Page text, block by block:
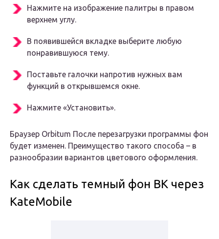
Нажмите на изображение палитры в правом
верхнем углу.
В появившейся вкладке выберите любую
понравившуюся тему.
Поставьте галочки напротив нужных вам
функций в открывшемся окне.
Нажмите «Установить».
Браузер Orbitum После перезагрузки программы фон
будет изменен. Преимущество такого способа – в
разнообразии вариантов цветового оформления.
Как сделать темный фон ВК через
KateMobile